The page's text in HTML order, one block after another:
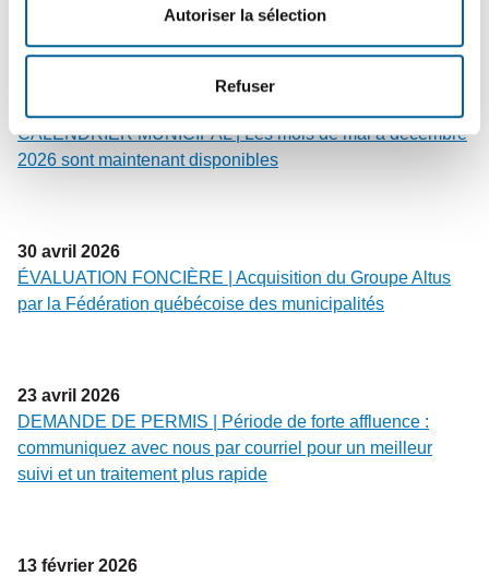
Autoriser la sélection
Refuser
fosses du secteur NORD
CALENDRIER MUNICIPAL | Les mois de mai à décembre
2026 sont maintenant disponibles
30 avril 2026
ÉVALUATION FONCIÈRE | Acquisition du Groupe Altus
par la Fédération québécoise des municipalités
23 avril 2026
DEMANDE DE PERMIS | Période de forte affluence :
communiquez avec nous par courriel pour un meilleur
suivi et un traitement plus rapide
13 février 2026